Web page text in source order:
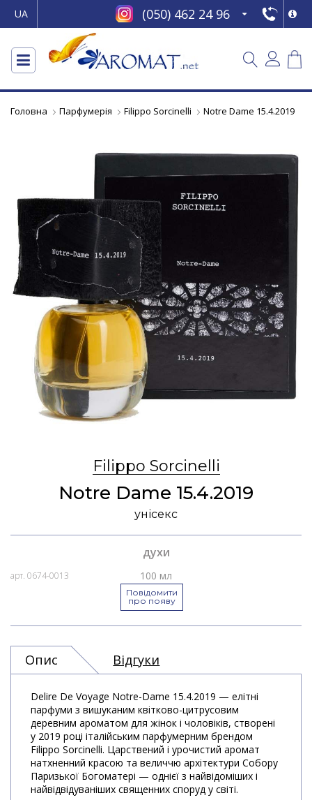
UA (050) 462 24 96
Головна Парфумерія Filippo Sorcinelli Notre Dame 15.4.2019
Filippo Sorcinelli
Notre Dame 15.4.2019
унісекс
духи
арт. 0674-0013 100 мл
Повідомити
про появу
Опис Відгуки
Delire De Voyage Notre-Dame 15.4.2019 — елітні
парфуми з вишуканим квітково-цитрусовим
деревним ароматом для жінок і чоловіків, створені
у 2019 році італійським парфумерним брендом
Filippo Sorcinelli. Царствений і урочистий аромат
натхненний красою та величчю архітектури Собору
Паризької Богоматері — однієї з найвідоміших і
найвідвідуваніших священних споруд у світі.